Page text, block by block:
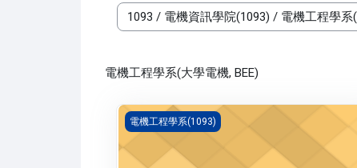
課程類別
電機工程學系(大學電機, BEE)
電機概論(1093_B4EE000105A)
電機工程學系(1093)